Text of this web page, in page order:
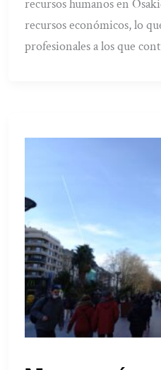
recursos humanos en
recursos económicos, lo
profesionales a los que